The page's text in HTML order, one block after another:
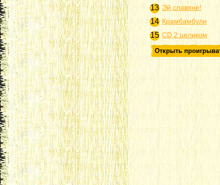
13 Эй,славяне!
14 Крамбамбули
15 CD 2 целиком
Открыть